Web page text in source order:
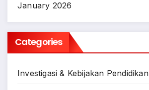
January 2026
Categories
Investigasi & Kebijakan Pendidikan